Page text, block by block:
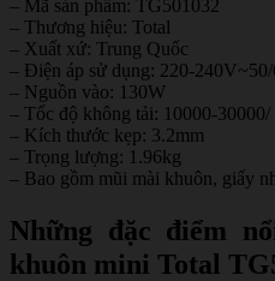
– Mã sản phẩm: TG501032
– Thương hiệu: Total
– Xuất xứ: Trung Quốc
– Điện áp sử dụng: 220-
– Nguồn vào: 130W
– Tốc độ không tải: 10000-30000/
– Kích thước kẹp: 3.2mm
– Trọng lượng: 1.96kg
– Bao gồm mũi mài khuôn, giấy
Những đặc điểm
khuôn mini Total